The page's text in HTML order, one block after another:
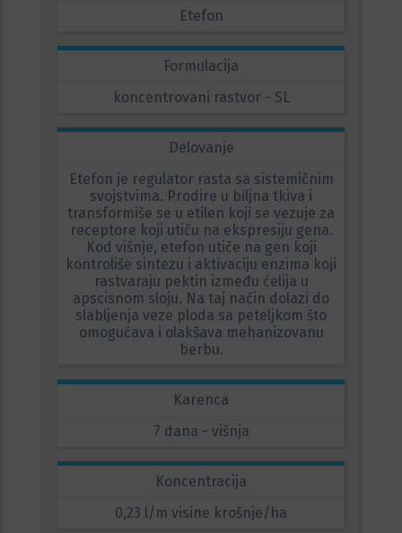
Etefon
Formulacija
koncentrovani rastvor - SL
Delovanje
Etefon je regulator rasta sa sistemičnim
svojstvima. Prodire u biljna tkiva i
transformiše se u etilen koji se vezuje za
receptore koji utiču na ekspresiju gena.
Kod višnje, etefon utiče na gen koji
kontroliše sintezu i aktivaciju enzima koji
rastvaraju pektin između ćelija u
apscisnom sloju. Na taj način dolazi do
slabljenja veze ploda sa peteljkom što
omogućava i olakšava mehanizovanu
berbu.
Karenca
7 dana - višnja
Koncentracija
0,23 l/m visine krošnje/ha